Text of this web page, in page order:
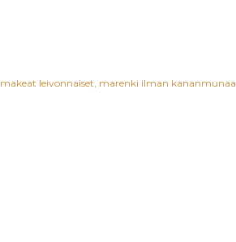
makeat leivonnaiset marenki ilman kananmunaa